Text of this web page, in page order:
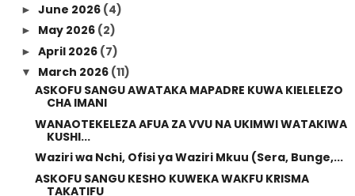
► June 2026 (4)
► May 2026 (2)
► April 2026 (7)
▼ March 2026 (11)
ASKOFU SANGU AWATAKA MAPADRE KUWA KIELELEZO
CHA IMANI
WANAOTEKELEZA AFUA ZA VVU NA UKIMWI WATAKIWA
KUSHI...
Waziri wa Nchi, Ofisi ya Waziri Mkuu (Sera, Bunge,...
ASKOFU SANGU KESHO KUWEKA WAKFU KRISMA
TAKATIFU